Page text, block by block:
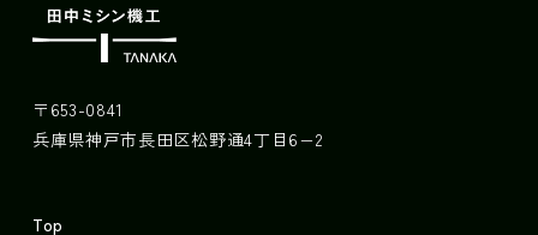
〒653-0841
兵庫県神戸市長田区松野通4丁目6−2
Top